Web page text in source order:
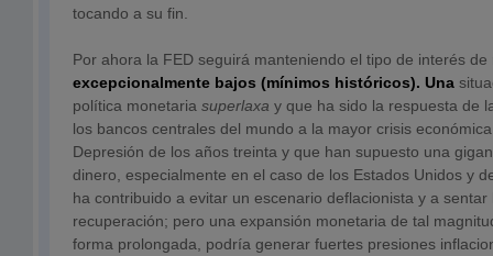
tocando a su fin.
Por ahora la FED seguirá manteniendo el tipo de interés de
excepcionalmente bajos (mínimos históricos). Una
política monetaria superlaxa y que ha sido la respuesta de
los bancos centrales del mundo a la mayor crisis
Depresión de los años treinta y que han supuesto una
dinero, especialmente en el caso de los Estados Unidos y
ha contribuido a evitar un escenario deflacionista y a sentar
recuperación; pero una expansión monetaria de tal
forma prolongada, podría generar fuertes presiones